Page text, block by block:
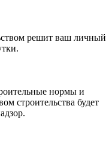
решит ваш личный
нормы и
строительства будет